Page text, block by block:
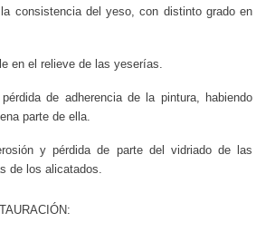
la consistencia del yeso, con distinto grado en
en el relieve de las yeserías.
de adherencia de la pintura, habiendo
parte de ella.
y pérdida de parte del vidriado de las
de los alicatados.